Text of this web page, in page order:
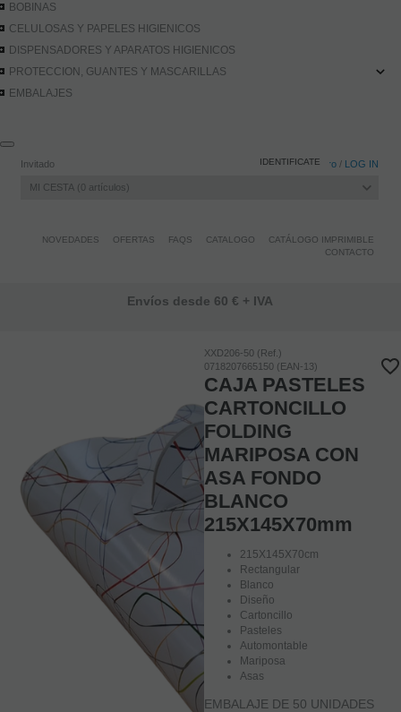
BOBINAS
CELULOSAS Y PAPELES HIGIENICOS
DISPENSADORES Y APARATOS HIGIENICOS
PROTECCION, GUANTES Y MASCARILLAS
EMBALAJES
Invitado Registro / LOG IN
MI CESTA 0 artículos
IDENTIFICATE
NOVEDADES OFERTAS FAQS CATALOGO
CATÁLOGO IMPRIMIBLE
CONTACTO
Envíos desde 60 € + IVA
XXD206-50 (Ref.)
0718207665150 (EAN-13)
CAJA PASTELES
CARTONCILLO
FOLDING
MARIPOSA CON
ASA FONDO
BLANCO
215X145X70mm
215X145X70cm
Rectangular
Blanco
Diseño
Cartoncillo
Pasteles
Automontable
Mariposa
Asas
EMBALAJE DE 50 UNIDADES